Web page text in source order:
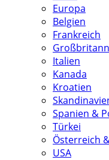
Europa
Belgien
Frankreich
Italien
Kanada
Kroatien
Spanien &
Türkei
Österreich
USA